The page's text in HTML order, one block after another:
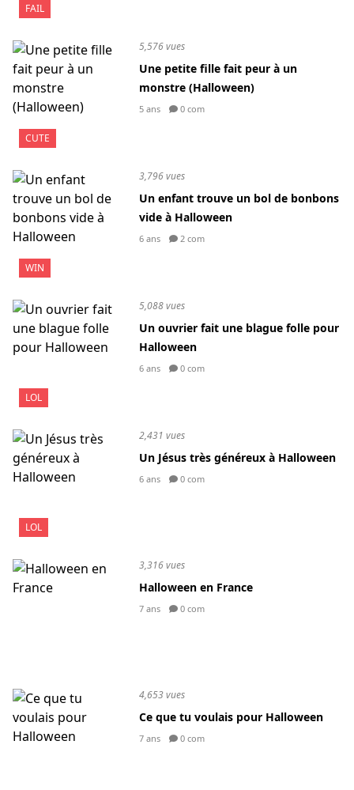
FAIL
CUTE
5,576 vues
Une petite fille fait peur à un
monstre (Halloween)
5 ans 0 com
WIN
3,796 vues
Un enfant trouve un bol de bonbons
vide à Halloween
6 ans 2 com
LOL
5,088 vues
Un ouvrier fait une blague folle pour
Halloween
6 ans 0 com
LOL
2,431 vues
Un Jésus très généreux à Halloween
6 ans 0 com
3,316 vues
Halloween en France
7 ans 0 com
4,653 vues
Ce que tu voulais pour Halloween
7 ans 0 com